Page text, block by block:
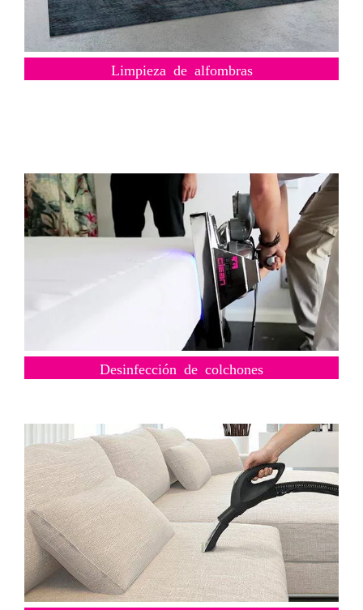
Limpieza de alfombras
Desinfección de colchones